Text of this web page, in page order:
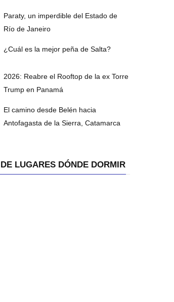
Paraty, un imperdible del Estado de
Río de Janeiro
¿Cuál es la mejor peña de Salta?
2026: Reabre el Rooftop de la ex Torre
Trump en Panamá
El camino desde Belén hacia
Antofagasta de la Sierra, Catamarca
LUGARES DÓNDE DORMIR